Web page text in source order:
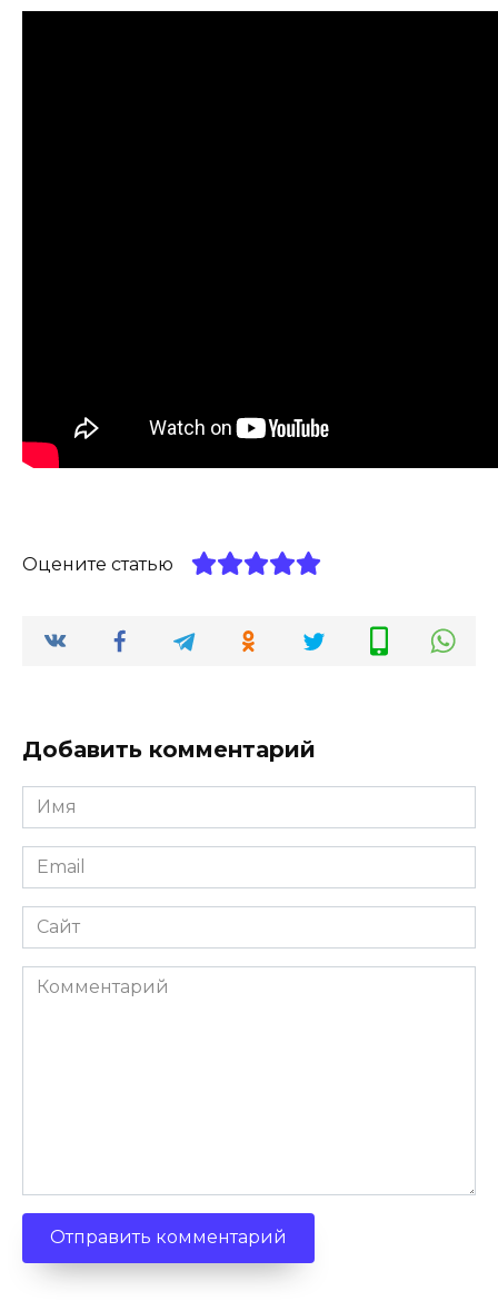
Оцените статью
Добавить комментарий
Имя
*
Email
*
Сайт
Комментарий